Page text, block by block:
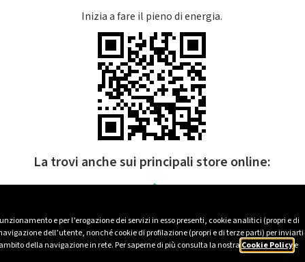
e per l’erogazione dei servizi in esso presenti, cookie analitici (propri e di
dell’utente, nonché cookie di profilazione (propri e di terze parti) per inviarti
della navigazione in rete. Per saperne di più consulta la nostra Cookie Policye
Inizia a fare il pieno di energia.
La trovi anche sui principali store online: